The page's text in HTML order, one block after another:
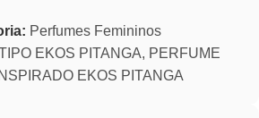
Perfumes Femininos
EKOS PITANGA, PERFUME
EKOS PITANGA